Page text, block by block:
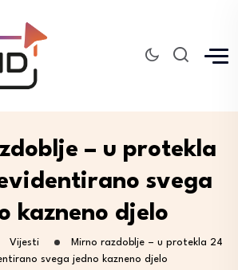
– u protekla
svega
kazneno djelo
Vijesti
Mirno razdoblje – u protekla 24
svega jedno kazneno djelo